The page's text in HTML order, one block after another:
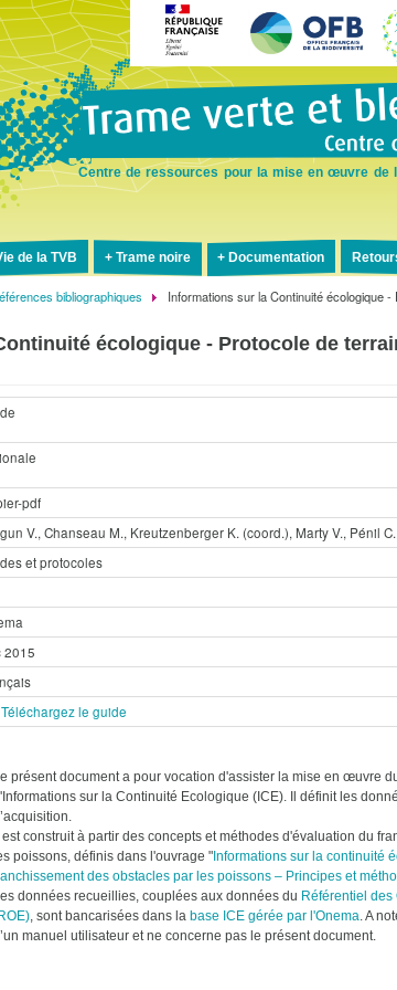
au
contenu
Centre de ressources pour la mise en œuvre de
de la TVB Trame noire Documentation
bibliographiques
Informations sur la Continuité écologique
écologique - Protocole de
pdf
V., Chanseau M., Kreutzenberger K. (coord.), Marty V., Pénil
et protocoles
2015
Téléchargez le guide
présent document a pour vocation d'assister la mise en œuvre
sur la Continuité Ecologique (ICE). Il définit les
est construit à partir des concepts et méthodes d'évaluation du
poissons, définis dans l'ouvrage "Informations sur la continuité
des obstacles par les poissons – Principes et
données recueillies, couplées aux données du Référentiel des
, sont bancarisées dans la base ICE gérée par l'Onema. A
manuel utilisateur et ne concerne pas le présent document.